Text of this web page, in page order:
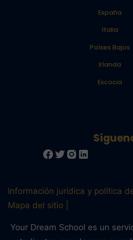
España
Italia
Países Bajos
Irlanda
Escocia
Información jurídica y política
Mapa del sitio
Your Dream School es un